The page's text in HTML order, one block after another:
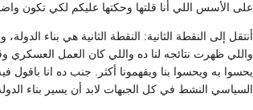
على الأسس اللي أنا قلتها وحكتها عليكم لكي تكون
أنتقل إلى النقطة الثانية: النقطة الثانية هي بناء
واللي ظهرت نتائجه لنا ده واللي كان العمل
يحسوا به ويحسوا بنا ويفهمونا أكثر. جنب ده انا
السياسي النشط في كل الجبهات لابد أن يسير بناء